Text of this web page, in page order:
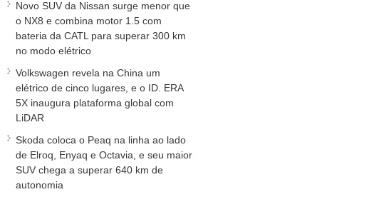
Novo SUV da Nissan surge menor que
o NX8 e combina motor 1.5 com
bateria da CATL para superar 300 km
no modo elétrico
Volkswagen revela na China um
elétrico de cinco lugares, e o ID. ERA
5X inaugura plataforma global com
LiDAR
Skoda coloca o Peaq na linha ao lado
de Elroq, Enyaq e Octavia, e seu maior
SUV chega a superar 640 km de
autonomia